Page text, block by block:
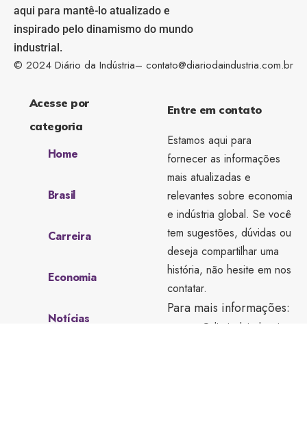
aqui para mantê-lo atualizado e
inspirado pelo dinamismo do mundo
industrial.
© 2024 Diário da Indústria– contato@diariodaindustria.com.br
Acesse por
categoria
Home
Brasil
Carreira
Economia
Notícias
Entre em contato
Estamos aqui para
fornecer as informações
mais atualizadas e
relevantes sobre economia
e indústria global. Se você
tem sugestões, dúvidas ou
deseja compartilhar uma
história, não hesite em nos
contatar.
Para mais informações:
contato@diariodaindustria.